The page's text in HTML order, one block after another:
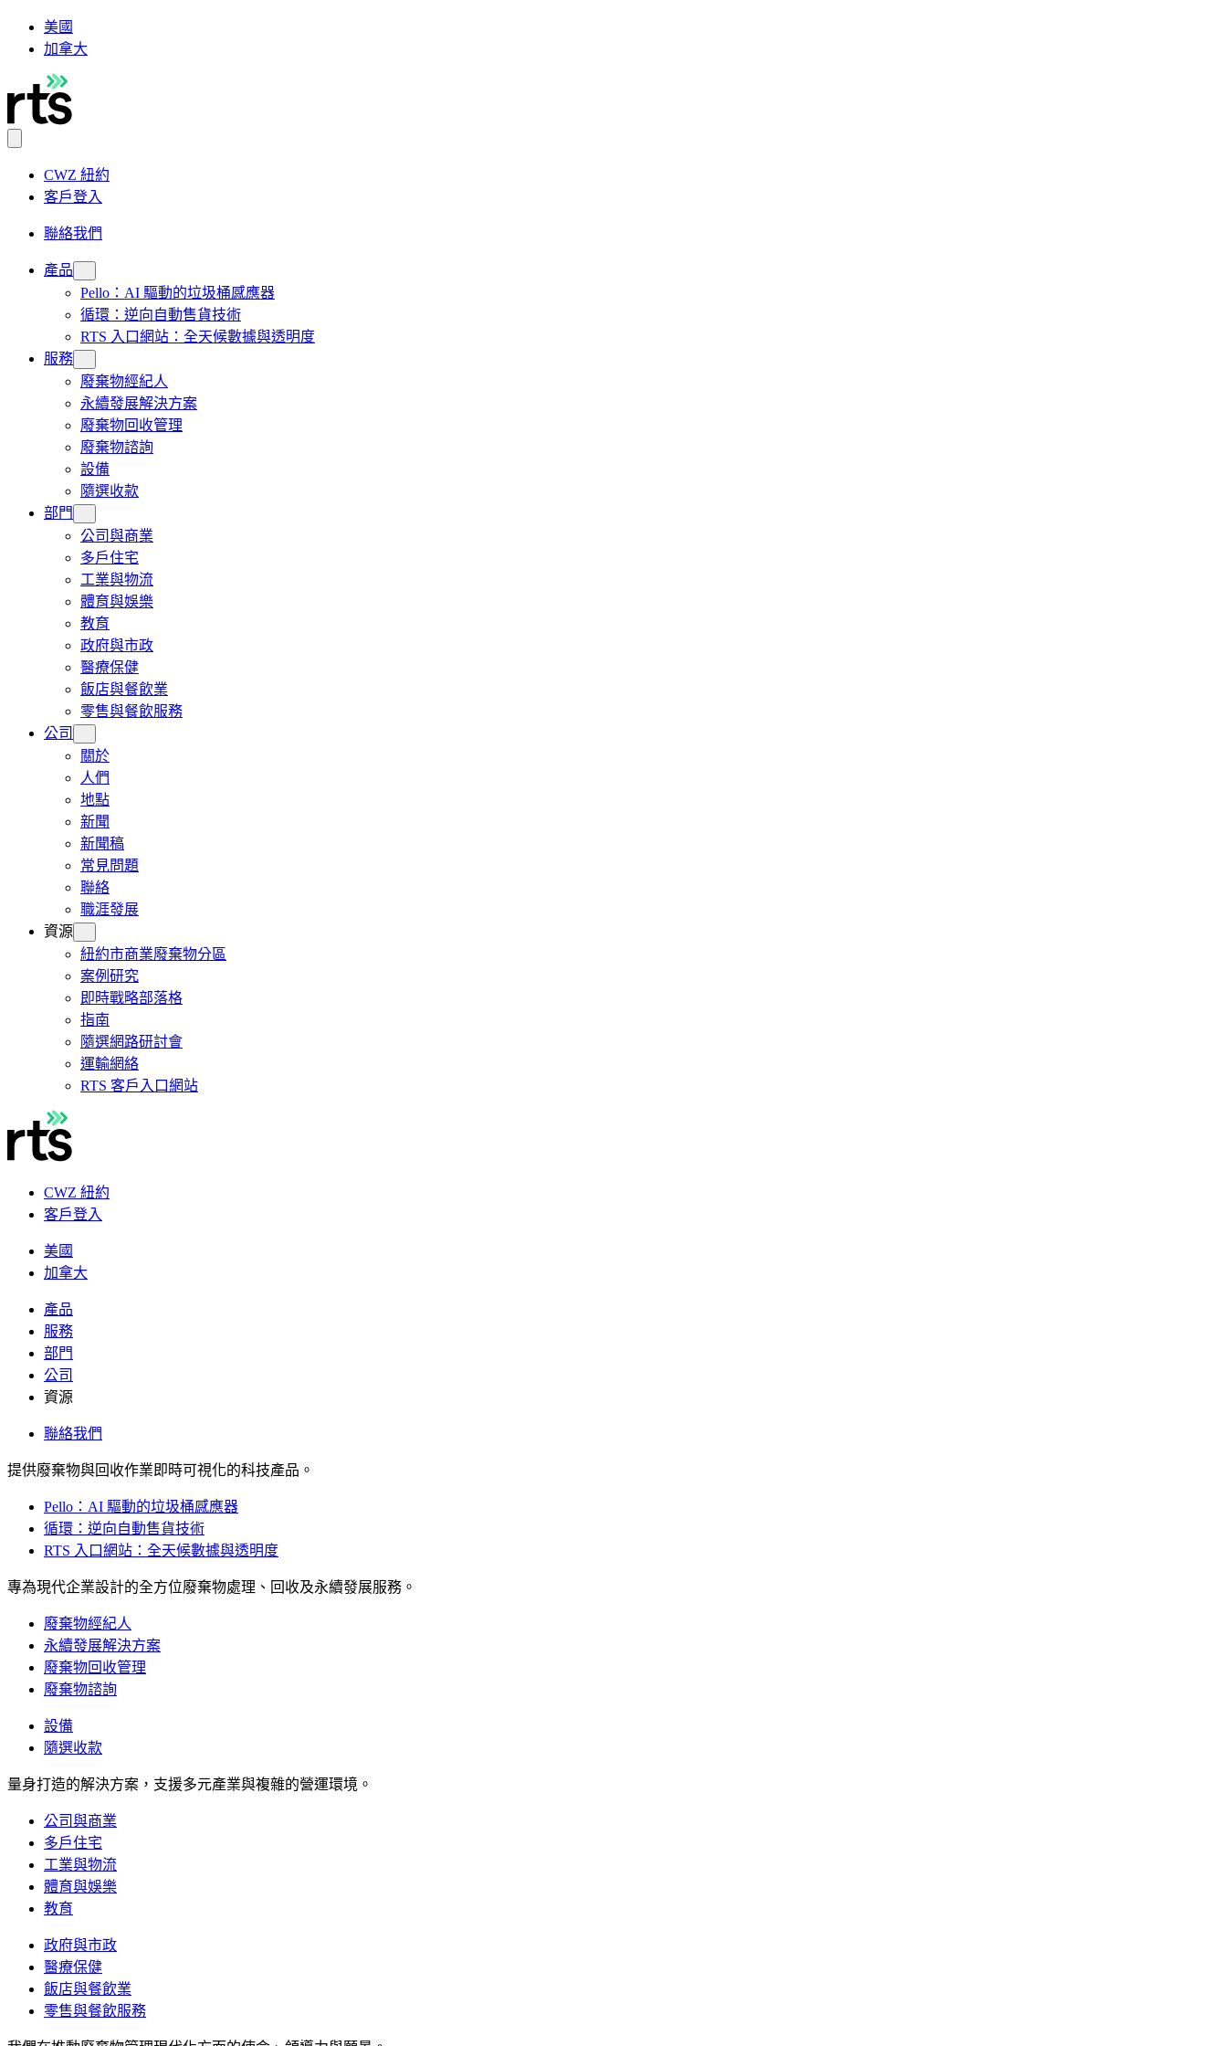
美國
加拿大
CWZ 紐約
客戶登入
聯絡我們
產品
Pello：AI 驅動的垃圾桶感應器
循環：逆向自動售貨技術
RTS 入口網站：全天候數據與透明度
服務
廢棄物經紀人
永續發展解決方案
廢棄物回收管理
廢棄物諮詢
設備
隨選收款
部門
公司與商業
多戶住宅
工業與物流
體育與娛樂
教育
政府與市政
醫療保健
飯店與餐飲業
零售與餐飲服務
公司
關於
人們
地點
新聞
新聞稿
常見問題
聯絡
職涯發展
資源
紐約市商業廢棄物分區
案例研究
即時戰略部落格
指南
隨選網路研討會
運輸網絡
RTS 客戶入口網站
CWZ 紐約
客戶登入
美國
加拿大
產品
服務
部門
公司
資源
聯絡我們
提供廢棄物與回收作業即時可視化的科技產品。
Pello：AI 驅動的垃圾桶感應器
循環：逆向自動售貨技術
RTS 入口網站：全天候數據與透明度
專為現代企業設計的全方位廢棄物處理、回收及永續發展服務。
廢棄物經紀人
永續發展解決方案
廢棄物回收管理
廢棄物諮詢
設備
隨選收款
量身打造的解決方案，支援多元產業與複雜的營運環境。
公司與商業
多戶住宅
工業與物流
體育與娛樂
教育
政府與市政
醫療保健
飯店與餐飲業
零售與餐飲服務